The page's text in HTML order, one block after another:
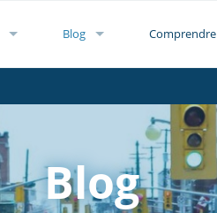
Blog Comprendre
Blog